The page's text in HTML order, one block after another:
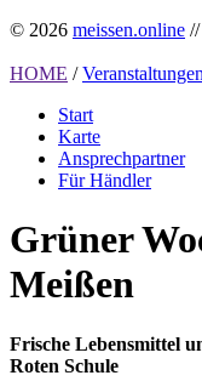
© 2026 meissen.online
HOME / Veranstaltungen
Start
Karte
Ansprechpartner
Für Händler
Grüner
Meißen
Frische Lebensmittel
Roten Schule